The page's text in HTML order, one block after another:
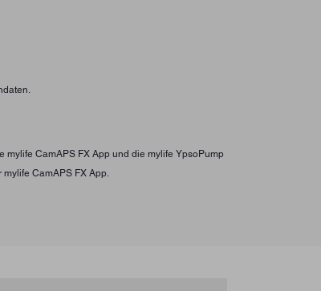
CamAPS FX App und die mylife YpsoPump
CamAPS FX App.